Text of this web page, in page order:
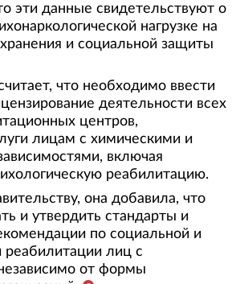
эти данные свидетельствуют о
нагрузке на
и социальной защиты
что необходимо ввести
деятельности всех
центров,
лицам с химическими и
включая
реабилитацию.
она добавила, что
и утвердить стандарты и
по социальной и
реабилитации лиц с
от формы